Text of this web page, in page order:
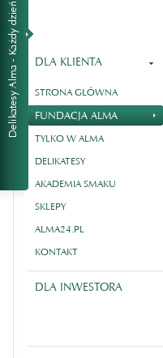
DLA KLIENTA
STRONA GŁÓWNA
FUNDACJA ALMA
TYLKO W ALMA
DELIKATESY
AKADEMIA SMAKU
SKLEPY
ALMA24.PL
KONTAKT
DLA INWESTORA